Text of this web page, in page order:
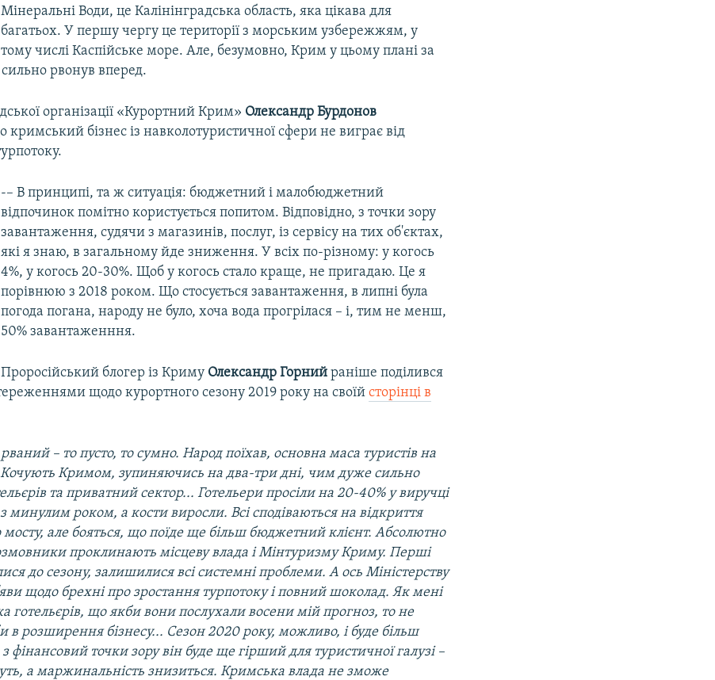
Мінеральні Води, це Калінінградська область, яка цікава для
багатьох. У першу чергу це території з морським узбережжям, у
тому числі Каспійське море. Але, безумовно, Крим у цьому плані за
рвонув вперед.
організації «Курортний Крим» Олександр Бурдонов
кримський бізнес із навколотуристичної сфери не виграє від
-– В принципі, та ж ситуація: бюджетний і малобюджетний
відпочинок помітно користується попитом. Відповідно, з точки зору
завантаження, судячи з магазинів, послуг, із сервісу на тих об'єктах,
які я знаю, в загальному йде зниження. У всіх по-різному: у когось
4%, у когось 20-30%. Щоб у когось стало краще, не пригадаю. Це я
порівнюю з 2018 роком. Що стосується завантаження, в липні була
погода погана, народу не було, хоча вода прогрілася – і, тим не менш,
50% завантаженння.
Проросійський блогер із КримуОлександр Горнийраніше поділився
щодо курортного сезону 2019 року на своїйсторінці в
– то пусто, то сумно. Народ поїхав, основна маса туристів на
Кочують Кримом, зупиняючись на два-три дні, чим дуже сильно
та приватний сектор... Готельери просіли на 20-40% у виручці
минулим роком, а кости виросли. Всі сподіваються на відкриття
мосту, але бояться, що поїде ще більш бюджетний клієнт. Абсолютно
проклинають місцеву влада і Мінтуризму Криму. Перші
до сезону, залишилися всі системні проблеми. А ось Міністерству
щодо брехні про зростання турпотоку і повний шоколад. Як мені
готельєрів, що якби вони послухали восени мій прогноз, то не
в розширення бізнесу... Сезон 2020 року, можливо, і буде більш
фінансовий точки зору він буде ще гірший для туристичної галузі –
а маржинальність знизиться. Кримська влада не зможе